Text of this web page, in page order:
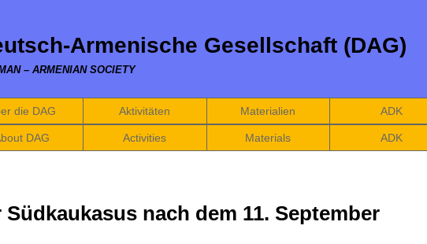
Armenische Gesellschaft (DAG)
– ARMENIAN SOCIETY
die DAG Aktivitäten Materialien ADK
DAG Activities Materials ADK
Südkaukasus nach dem 11. September